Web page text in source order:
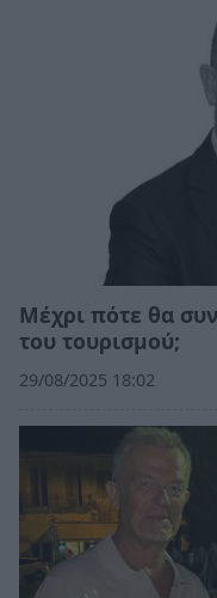
Μέχρι πότε θα
του τουρισμού;
29/08/2025 18:02